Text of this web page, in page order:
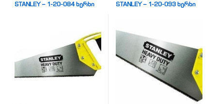
STANLEY – 1-20-084 ხერხი
STANLEY – 1-20-093 ხერხი